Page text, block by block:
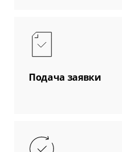
Подача заявки